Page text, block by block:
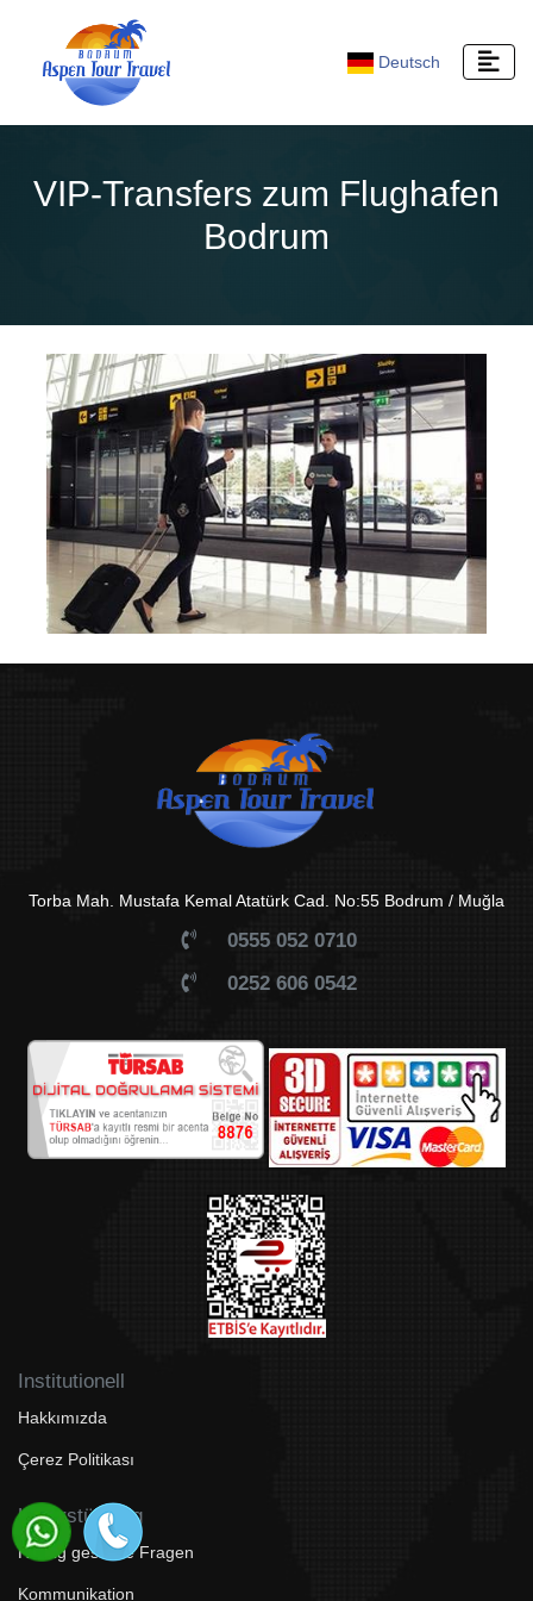
Deutsch
VIP-Transfers zum Flughafen
Bodrum
Torba Mah. Mustafa Kemal Atatürk Cad. No:55 Bodrum / Muğla
0555 052 0710
0252 606 0542
Institutionell
Hakkımızda
Çerez Politikası
Unterstützung
Häufig gestellte Fragen
Kommunikation